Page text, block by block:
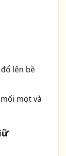
lên bề
mọt và